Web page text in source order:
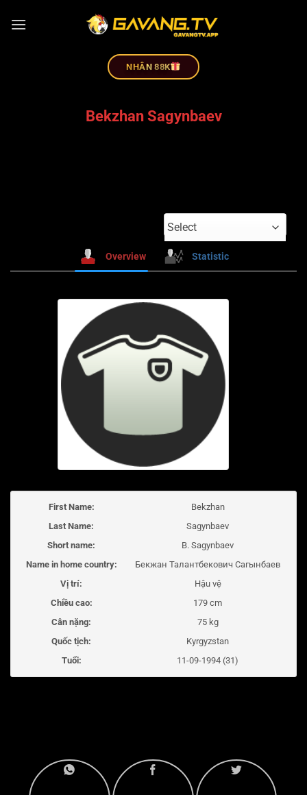
NHÂN 88K
Bekzhan Sagynbaev
Select
Overview Statistic
First Name:
Bekzhan
Last Name:
Sagynbaev
Short name:
B. Sagynbaev
Name in home country:
Бекжан Талантбекович Сагынбаев
Vị trí:
Hậu vệ
Chiều cao:
179 cm
Cân nặng:
75 kg
Quốc tịch:
Kyrgyzstan
Tuổi:
11-09-1994 (31)